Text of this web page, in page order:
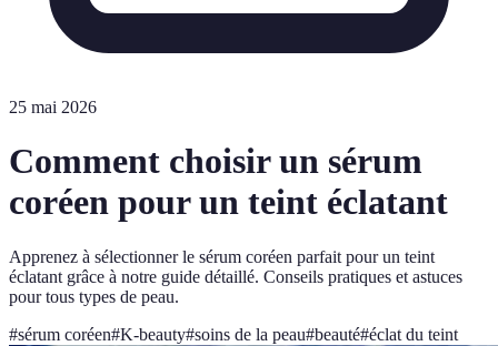
25 mai 2026
Comment choisir un sérum
coréen pour un teint éclatant
Apprenez à sélectionner le sérum coréen parfait pour un teint
éclatant grâce à notre guide détaillé. Conseils pratiques et astuces
pour tous types de peau.
#sérum coréen#K-beauty#soins de la peau#beauté#éclat du teint